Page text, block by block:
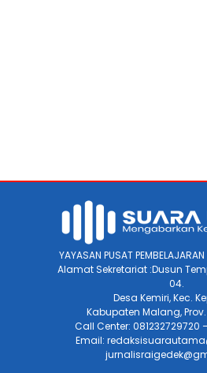
YAYASAN PUSAT
Alamat Sekretariat :Dusun
04.
Desa Kemiri, Kec.
Kabupaten Malang,
Call Center: 081232729720
Email: